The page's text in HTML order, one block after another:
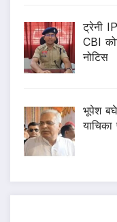
ट्रेनी
CBI
नोटिस
भूपेश
याचिका